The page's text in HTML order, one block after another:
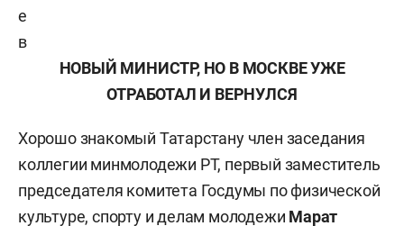
е
в
НОВЫЙ МИНИСТР, НО В МОСКВЕ УЖЕ
ОТРАБОТАЛ И ВЕРНУЛСЯ
Хорошо знакомый Татарстану член заседания
коллегии минмолодежи РТ, первый заместитель
председателя комитета Госдумы по физической
культуре, спорту и делам молодежи Марат